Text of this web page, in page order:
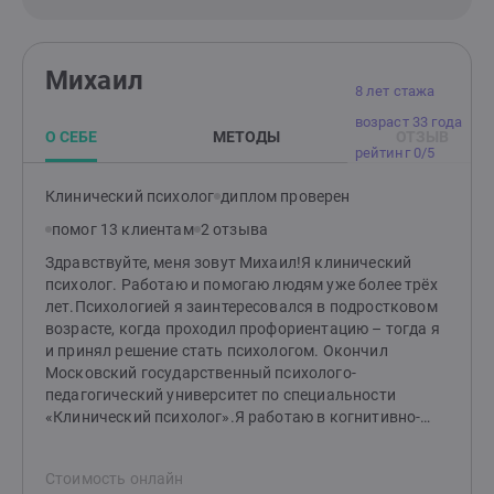
8 лет стажа
возраст 33 года
рейтинг 0/5
Михаил
О СЕБЕ МЕТОДЫ
Клинический психолог диплом проверен
помог 13 клиентам 2 отзыва
Здравствуйте, меня зовут Михаил!Я клинический
психолог. Работаю и помогаю людям уже более трёх
лет.Психологией я заинтересовался в подростковом
возрасте, когда проходил профориентацию – тогда я
и принял решение стать психологом. Окончил
Московский государственный психолого-
педагогический университет по специальности
«Клинический психолог».Я работаю в когнитивно-
эффективность во множестве запросов. Суть этого
Стоимость онлайн